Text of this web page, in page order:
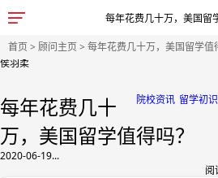
每年花费几十万，美国留
首页> 顾问主页> 每年花费几十万，美国留学值
侯羽柔
留学初识
院校资讯
每年花费几十
万，美国留学值得吗？
2020-06-19...
阅